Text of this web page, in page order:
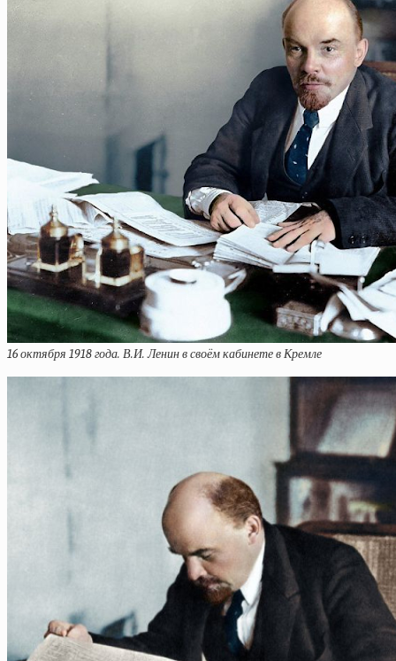
16 октября 1918 года. В.И. Ленин в своём кабинете в Кремле